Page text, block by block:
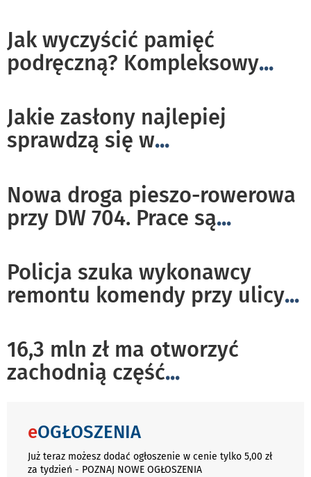
Jak wyczyścić pamięć
podręczną? Kompleksowy...
Jakie zasłony najlepiej
sprawdzą się w...
Nowa droga pieszo-rowerowa
przy DW 704. Prace są...
Policja szuka wykonawcy
remontu komendy przy ulicy...
16,3 mln zł ma otworzyć
zachodnią część...
eOGŁOSZENIA
Już teraz możesz dodać ogłoszenie w cenie tylko 5,00 zł
za tydzień - POZNAJ NOWE OGŁOSZENIA